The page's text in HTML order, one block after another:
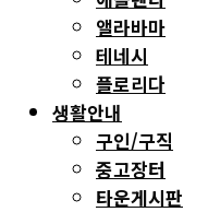
앨라바마
테네시
플로리다
생활안내
구인/구직
중고장터
타운게시판